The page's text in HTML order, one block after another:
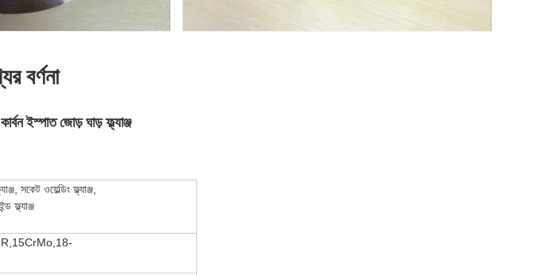
বর্ণনা
ইস্পাত জোড় ঘাড় ফ্ল্যাঞ্জ
সকেট ওয়েল্ডিং ফ্ল্যাঞ্জ,
ফ্ল্যাঞ্জ